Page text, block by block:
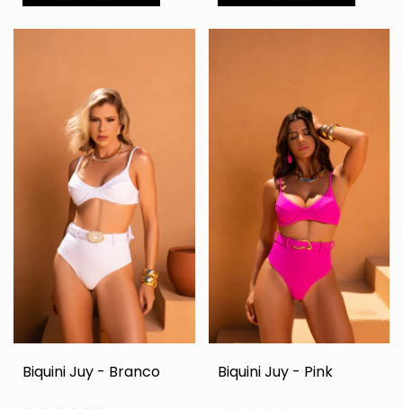
Biquini Juy - Branco Biquini Juy - Pink